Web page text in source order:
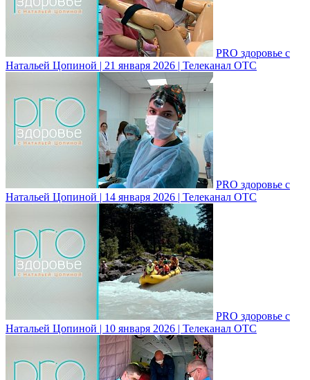
PRO здоровье с
Натальей Цопиной | 21 января 2026 | Телеканал ОТС
PRO здоровье с
Натальей Цопиной | 14 января 2026 | Телеканал ОТС
PRO здоровье с
Натальей Цопиной | 10 января 2026 | Телеканал ОТС